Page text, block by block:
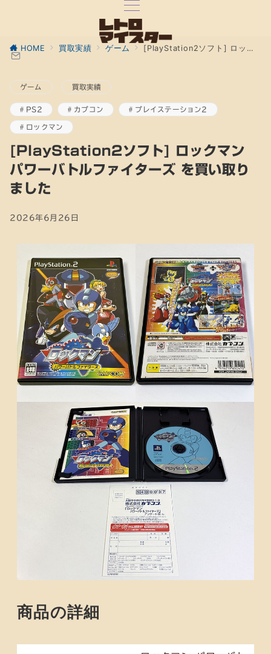
HOME 買取実績 ゲーム [PlayStation2ソフト] ロックマン パワーバトルファイターズ を買い取りました
ゲーム 買取実績
PS2 カプコン プレイステーション2
ロックマン
[PlayStation2ソフト] ロックマン
パワーバトルファイターズ を買い取り
ました
2026年6月26日
商品の詳細